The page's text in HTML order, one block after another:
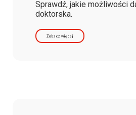
Sprawdź, jakie możliwości
doktorska.
Zobacz więcej